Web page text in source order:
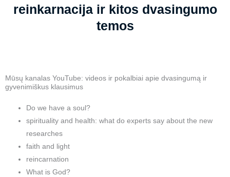
reinkarnacija ir kitos dvasingumo
temos
Mūsų kanalas YouTube: videos ir pokalbiai apie dvasingumą ir
gyvenimiškus klausimus
Do we have a soul?
spirituality and health: what do experts say about the new
researches
faith and light
reincarnation
What is God?